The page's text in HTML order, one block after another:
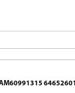
64652601